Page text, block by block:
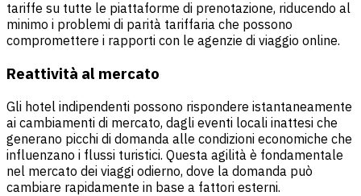
tariffe su tutte le piattaforme di prenotazione, riducendo al
minimo i problemi di parità tariffaria che possono
compromettere i rapporti con le agenzie di viaggio online.
Reattività al mercato
Gli hotel indipendenti possono rispondere istantaneamente
ai cambiamenti di mercato, dagli eventi locali inattesi che
generano picchi di domanda alle condizioni economiche che
influenzano i flussi turistici. Questa agilità è fondamentale
nel mercato dei viaggi odierno, dove la domanda può
cambiare rapidamente in base a fattori esterni.